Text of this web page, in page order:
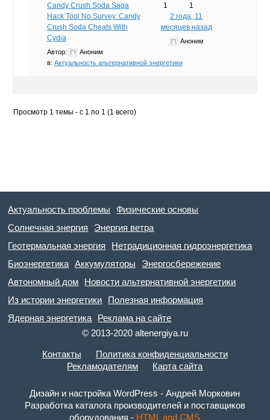
Candy Crush Soda Saga
Hack Tool No Survey. Candy
Crush Soda Cheats With
Cydia
Автор:
Аноним
в: Актуальность альтернативной энергетики
1
1
2 года, 11
месяцев назад
Аноним
Просмотр 1 темы - с 1 по 1 (1 всего)
Актуальность проблемы
Физические основы
Солнечная энергия
Энергия ветра
Геотермальная энергия
Нетрадиционная гидроэнергетика
Биоэнергетика
Аккумуляторы
Энергосбережение
Автономный дом
Новости альтернативной энергетики
Из истории энергетики
Полезная информация
Ядерная энергетика
Реклама на сайте
© 2013-2020 altenergiya.ru
Контакты
Политика конфиденциальности
Рекламодателям
Карта сайта
Дизайн и настройка WordPress - Андрей Морковин
Разработка каталога производителей и поставщиков
оборудования - HTML and CMS